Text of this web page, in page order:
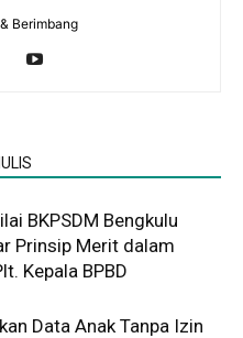
Berimbang
BKPSDM Bengkulu
Prinsip Merit dalam
Kepala BPBD
Data Anak Tanpa Izin